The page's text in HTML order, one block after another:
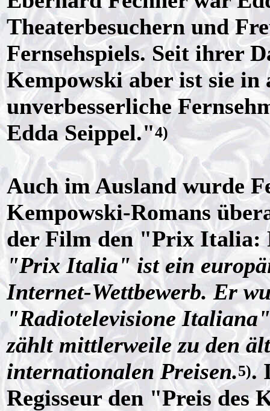
Theaterbesuchern und
Fernsehspiels. Seit ihrer
Kempowski aber ist sie
unverbesserliche
Edda Seippel."4)
Auch im Ausland wurde
Kempowski-Romans
der Film den "Prix Italia:
"Prix Italia" ist ein
Internet-Wettbewerb. Er
"Radiotelevisione
zählt mittlerweile zu den
internationalen Preisen.5).
Regisseur den "Preis des